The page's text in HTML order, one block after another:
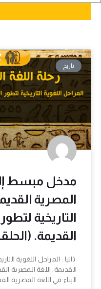
تاريخ
مدخل مبسط
المصرية
التاريخية
القديمة.
ثانيا : المراحل اللغوية
البناء في اللغة المصرية